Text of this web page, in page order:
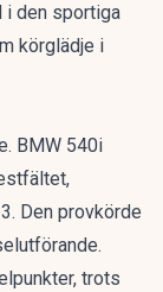
i den sportiga
körglädje i
BMW 540i
Den provkörde
trots